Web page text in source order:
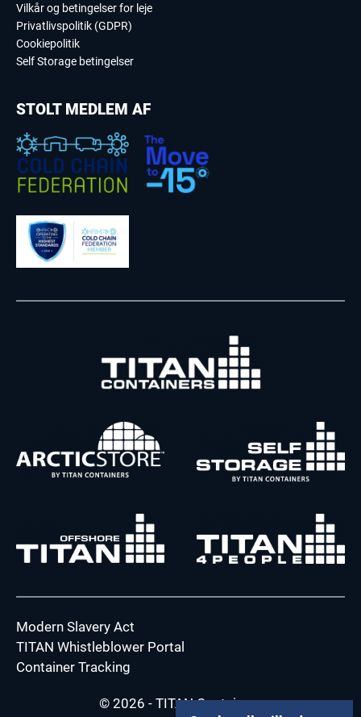
Vilkår og betingelser for leje
Privatlivspolitik (GDPR)
Cookiepolitik
Self Storage betingelser
STOLT MEDLEM AF
Modern Slavery Act
TITAN Whistleblower Portal
Container Tracking
© 2026 - TITAN Containers